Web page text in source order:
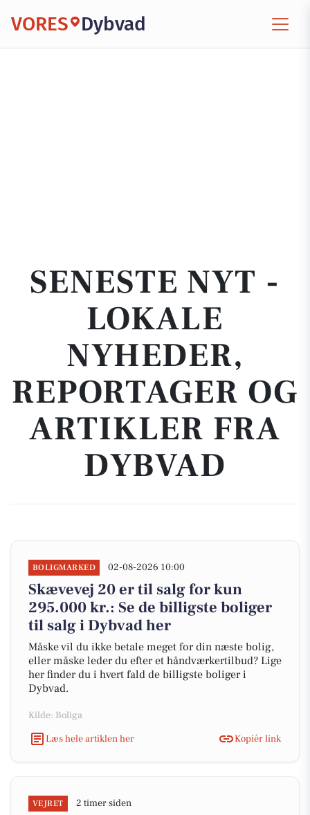
VORES Dybvad
SENESTE NYT -
LOKALE
NYHEDER,
REPORTAGER OG
ARTIKLER FRA
DYBVAD
BOLIGMARKED 02-08-2026 10:00
Skævevej 20 er til salg for kun
295.000 kr.: Se de billigste boliger
til salg i Dybvad her
Måske vil du ikke betale meget for din næste bolig,
eller måske leder du efter et håndværkertilbud? Lige
her finder du i hvert fald de billigste boliger i
Dybvad.
Kilde: Boliga
Læs hele artiklen her
Kopiér link
VEJRET 2 timer siden